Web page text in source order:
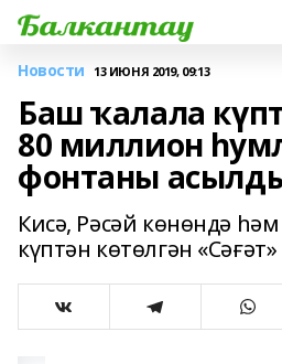
Новости 13 ИЮНЯ 2019, 09:13
Баш ҡалала
80 миллион
фонтаны
Кисә, Рәсәй көнөндә
күптән көтөлгән